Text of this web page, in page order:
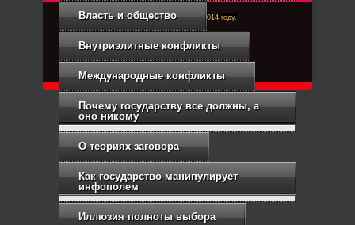
Власть и общество
Внутриэлитные конфликты
Международные конфликты
Почему государству все должны, а
оно никому
О теориях заговора
Как государство манипулирует
инфополем
Иллюзия полноты выбора
Right-Dexter-ПРАВЫЙ ФРОНТ. Основан в 2014 году.
Связь с администрацией